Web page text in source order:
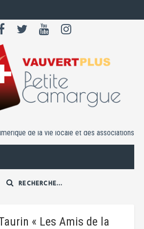
de la vie locale et des associations
« Les Amis de la